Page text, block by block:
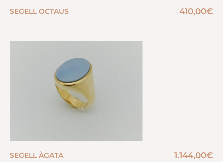
SEGELL OCTAUS 410,00€
SEGELL ÀGATA 1.144,00€